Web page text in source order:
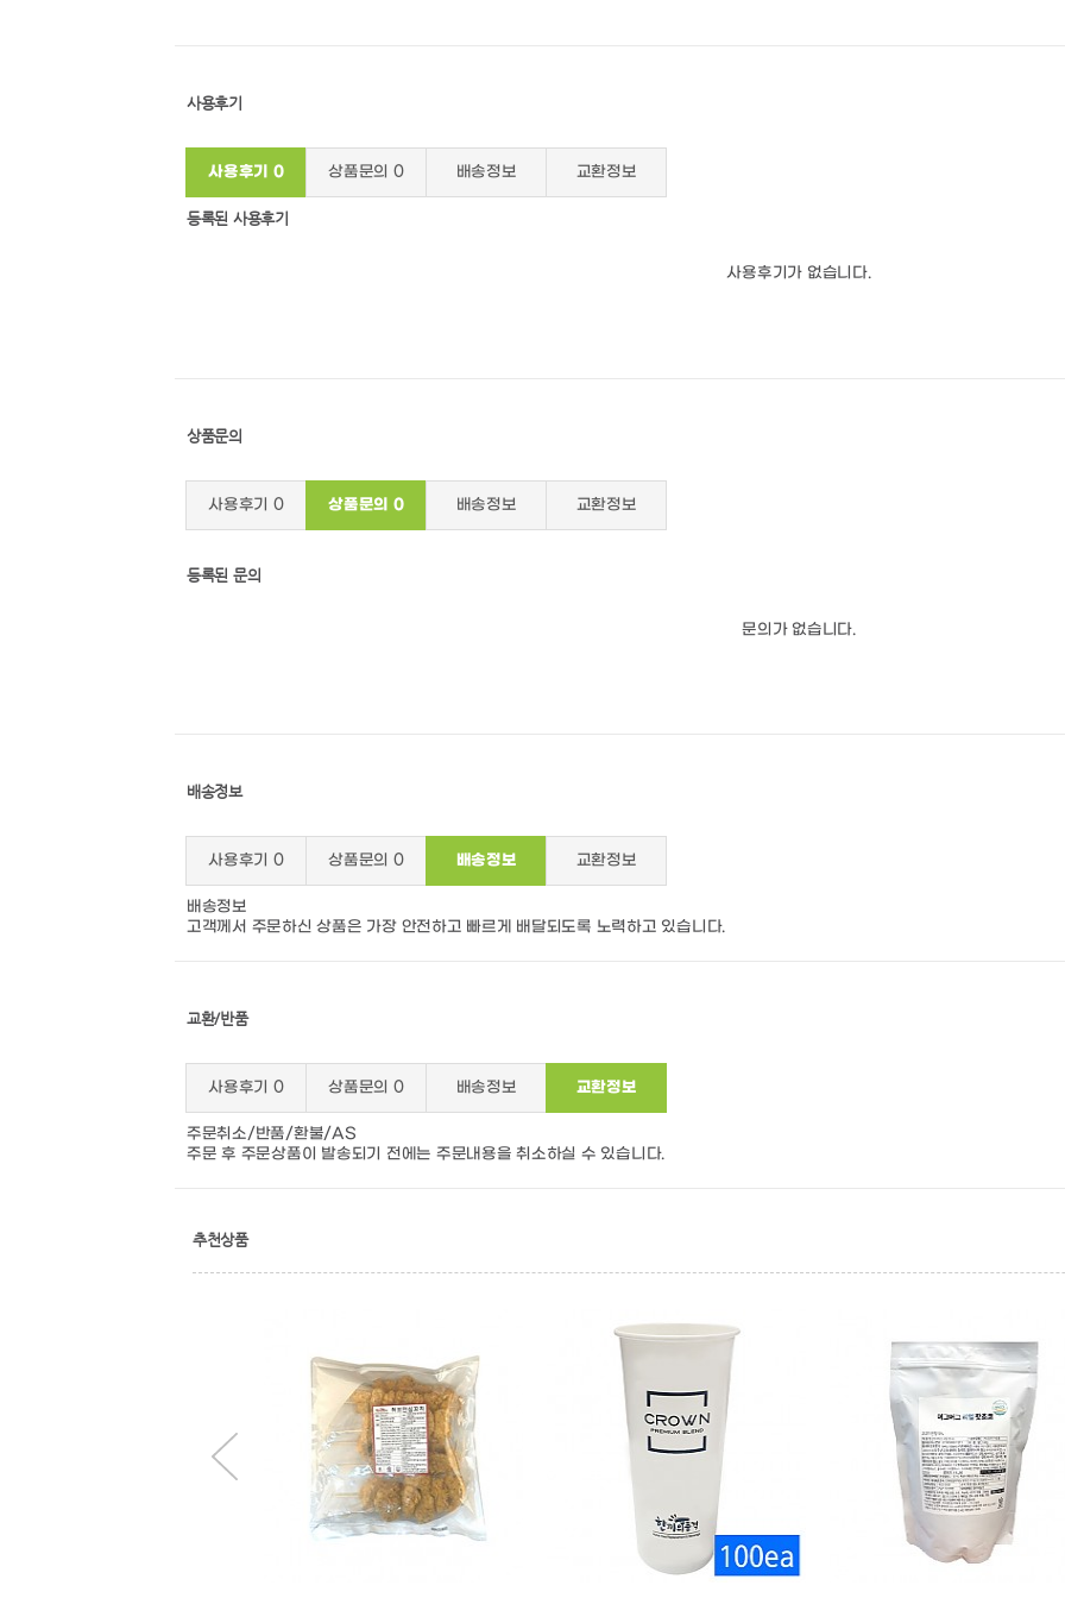
사용후기
사용후기 0 상품문의 0 배송정보 교환정보
등록된 사용후기
사용후기가 없습니다.
상품문의
사용후기 0 상품문의 0 배송정보 교환정보
등록된 문의
문의가 없습니다.
배송정보
사용후기 0 상품문의 0 배송정보 교환정보
배송정보
고객께서 주문하신 상품은 가장 안전하고 빠르게 배달되도록 노력하고 있습니다.
교환/반품
사용후기 0 상품문의 0 배송정보 교환정보
주문취소/반품/환불/AS
주문 후 주문상품이 발송되기 전에는 주문내용을 취소하실 수 있습니다.
추천상품